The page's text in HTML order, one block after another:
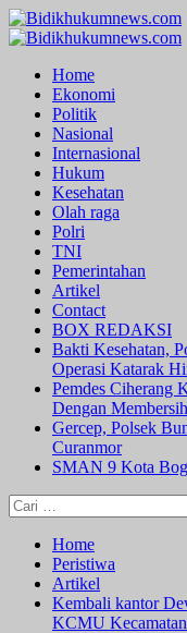
Skip
to
Primary
Home
Ekonomi
Politik
Nasional
Internasional
Hukum
Kesehatan
Olah raga
Polri
TNI
Pemerintahan
Artikel
Contact
BOX REDAKSI
Bakti Kesehatan,
Operasi Katarak
Pemdes Ciherang
Dengan
Gercep, Polsek
Curanmor
SMAN 9 Kota
Cari
untuk:
Home
Peristiwa
Artikel
Kembali kantor
KCMU